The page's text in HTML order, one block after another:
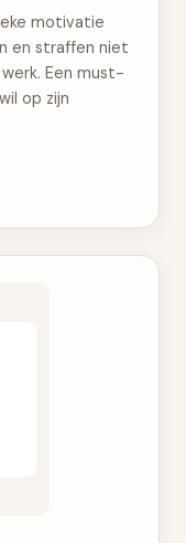
motivatie
en straffen niet
Een must-
op zijn